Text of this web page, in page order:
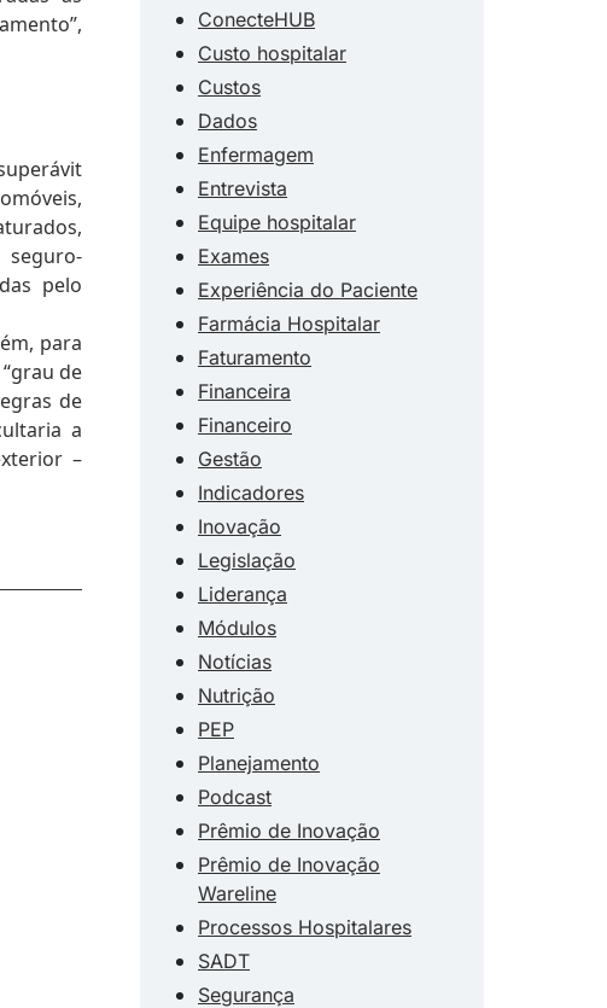
pelo
para
de
de
a
–
ConecteHUB
Custo hospitalar
Custos
Dados
Enfermagem
Entrevista
Equipe hospitalar
Exames
Experiência do Paciente
Farmácia Hospitalar
Faturamento
Financeira
Financeiro
Gestão
Indicadores
Inovação
Legislação
Liderança
Módulos
Notícias
Nutrição
PEP
Planejamento
Podcast
Prêmio de Inovação
Prêmio de Inovação
Wareline
Processos Hospitalares
SADT
Segurança